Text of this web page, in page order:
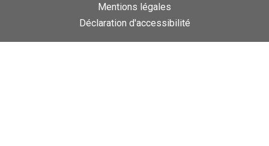
Mentions légales
Déclaration d'accessibilité